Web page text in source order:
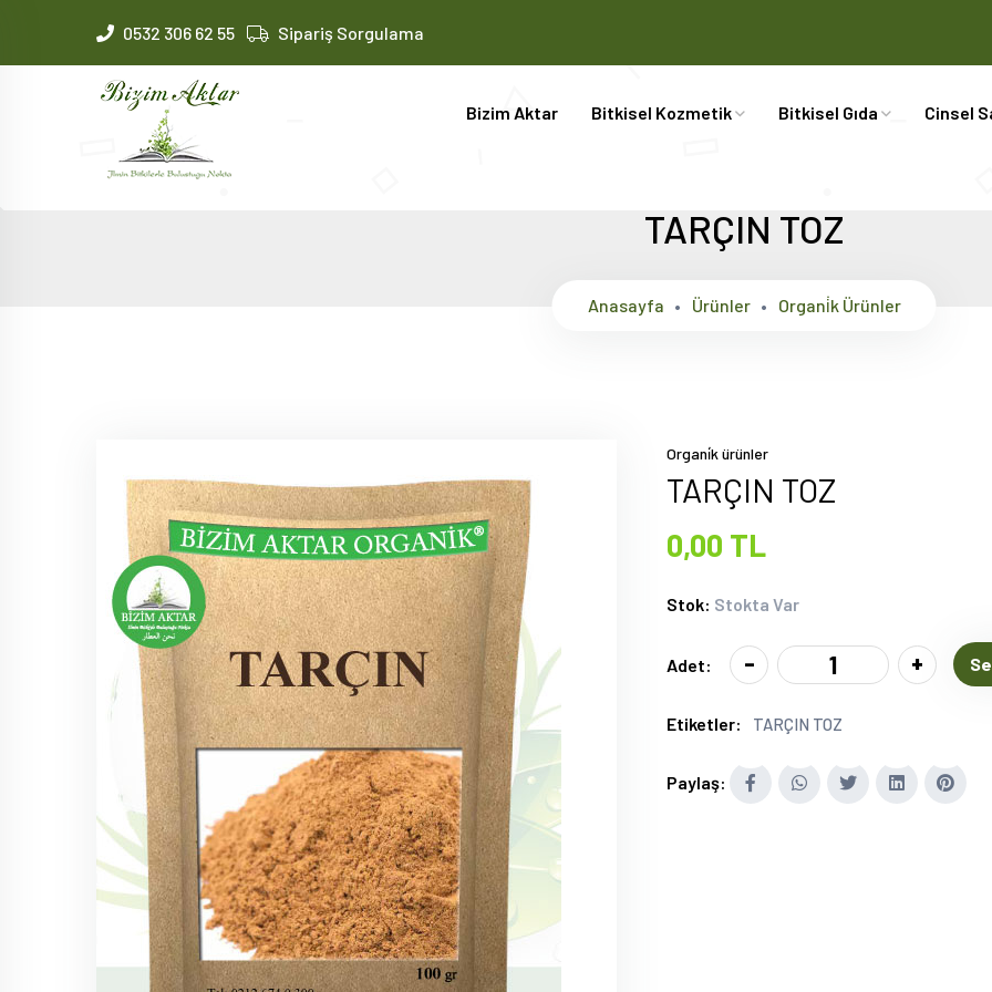
0532 306 62 55 Sipariş Sorgulama
Bizim Aktar Bitkisel Kozmetik Bitkisel Gıda Cinsel
TARÇIN TOZ
Anasayfa Ürünler Organi̇k Ürünler
Organi̇k ürünler
TARÇIN TOZ
0,00 TL
Stok: Stokta Var
Adet: - +
Etiketler: TARÇIN TOZ
Paylaş: